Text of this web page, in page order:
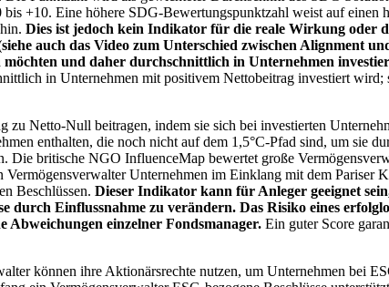
+10. Eine höhere SDG-Bewertungspunktzahl weist auf einen
Dies ist jedoch kein Indikator für die reale Wirkung oder
auch das Video zum Unterschied zwischen Alignment
und daher durchschnittlich in Unternehmen
in Unternehmen mit positivem Nettobeitrag investiert
zu Netto-Null beitragen, indem sie sich bei investierten
enthalten, die noch nicht auf dem 1,5°C-Pfad sind, um sie
Die britische NGO InfluenceMap bewertet große
Unternehmen im Einklang mit dem Pariser
Beschlüssen. Dieser Indikator kann für Anleger geeignet
durch Einflussnahme zu verändern. Das Risiko eines
einzelner Fondsmanager. Ein guter Score
können ihre Aktionärsrechte nutzen, um Unternehmen bei